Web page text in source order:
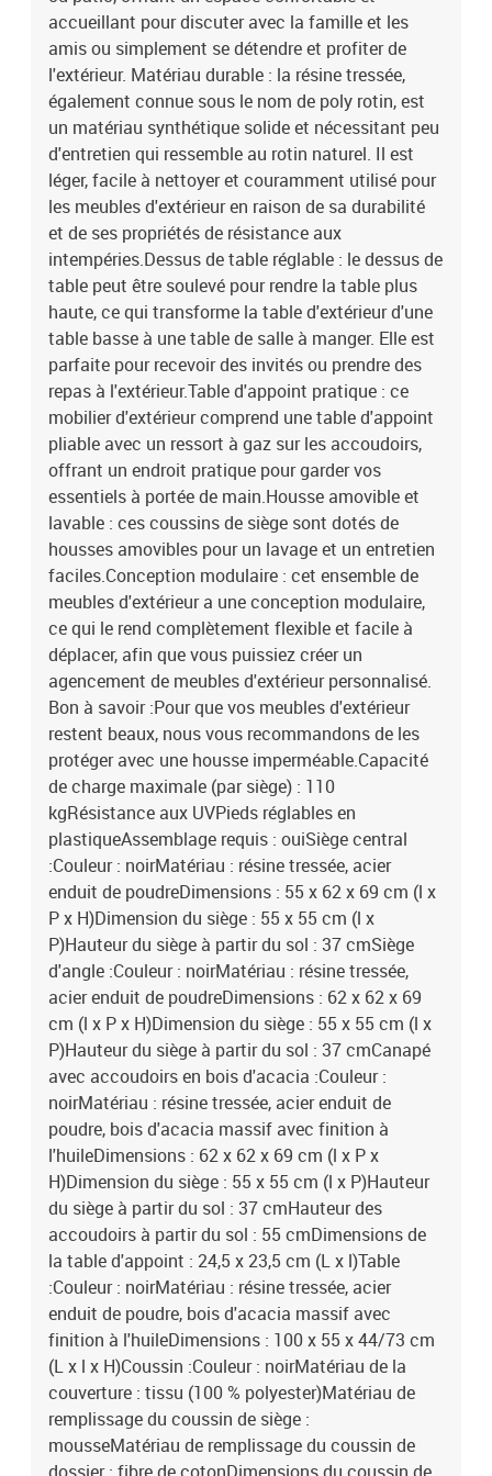
massif avec finition à l'huileDimensions : 62 x 62 x 69 cm (l x P x
H)Dimension du siège : 55 x 55 cm (l x P)Hauteur du siège à partir
du sol : 37 cmHauteur des accoudoirs à partir du sol : 55
cmDimensions de la table d'appoint : 24,5 x 23,5 cm (L x l)Table
:Couleur : noirMatériau : résine tressée, acier enduit de poudre,
bois d'acacia massif avec finition à l'huileDimensions : 100 x 55 x
44/73 cm (L x l x H)Coussin :Couleur : noirMatériau de la
couverture : tissu (100 % polyester)Matériau de remplissage du
coussin de siège : mousseMatériau de remplissage du coussin de
dossier : fibre de cotonDimensions du coussin de siège : 55 x 55 x
3 cm (l x P x é)Dimensions du coussin de dossier : 55 x 45 x 13 cm
(L x l x é)La livraison contient :1 x table de jardin1 x canapé
d'angle1 x siège central2 x canapé avec accoudoirs en bois
d'acacia5 x coussin de dossier4 x coussin de siège avec housse
amovible et lavable
accueillant pour discuter avec la famille et les
amis ou simplement se détendre et profiter de
l'extérieur. Matériau durable : la résine tressée,
également connue sous le nom de poly rotin, est
un matériau synthétique solide et nécessitant peu
d'entretien qui ressemble au rotin naturel. Il est
léger, facile à nettoyer et couramment utilisé pour
les meubles d'extérieur en raison de sa durabilité
et de ses propriétés de résistance aux
intempéries.Dessus de table réglable : le dessus de
table peut être soulevé pour rendre la table plus
haute, ce qui transforme la table d'extérieur d'une
table basse à une table de salle à manger. Elle est
parfaite pour recevoir des invités ou prendre des
repas à l'extérieur.Table d'appoint pratique : ce
mobilier d'extérieur comprend une table d'appoint
pliable avec un ressort à gaz sur les accoudoirs,
offrant un endroit pratique pour garder vos
essentiels à portée de main.Housse amovible et
lavable : ces coussins de siège sont dotés de
housses amovibles pour un lavage et un entretien
faciles.Conception modulaire : cet ensemble de
meubles d'extérieur a une conception modulaire,
ce qui le rend complètement flexible et facile à
déplacer, afin que vous puissiez créer un
agencement de meubles d'extérieur personnalisé.
Bon à savoir :Pour que vos meubles d'extérieur
restent beaux, nous vous recommandons de les
protéger avec une housse imperméable.Capacité
de charge maximale (par siège) : 110
kgRésistance aux UVPieds réglables en
plastiqueAssemblage requis : ouiSiège central
:Couleur : noirMatériau : résine tressée, acier
enduit de poudreDimensions : 55 x 62 x 69 cm (l x
P x H)Dimension du siège : 55 x 55 cm (l x
P)Hauteur du siège à partir du sol : 37 cmSiège
d'angle :Couleur : noirMatériau : résine tressée,
acier enduit de poudreDimensions : 62 x 62 x 69
cm (l x P x H)Dimension du siège : 55 x 55 cm (l x
P)Hauteur du siège à partir du sol : 37 cmCanapé
avec accoudoirs en bois d'acacia :Couleur :
noirMatériau : résine tressée, acier enduit de
poudre, bois d'acacia massif avec finition à
l'huileDimensions : 62 x 62 x 69 cm (l x P x
H)Dimension du siège : 55 x 55 cm (l x P)Hauteur
du siège à partir du sol : 37 cmHauteur des
accoudoirs à partir du sol : 55 cmDimensions de
la table d'appoint : 24,5 x 23,5 cm (L x l)Table
:Couleur : noirMatériau : résine tressée, acier
enduit de poudre, bois d'acacia massif avec
finition à l'huileDimensions : 100 x 55 x 44/73 cm
(L x l x H)Coussin :Couleur : noirMatériau de la
couverture : tissu (100 % polyester)Matériau de
remplissage du coussin de siège :
mousseMatériau de remplissage du coussin de